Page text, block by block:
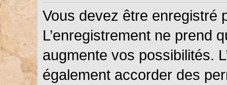
Vous devez être enregistré
L’enregistrement ne prend
augmente vos possibilités.
également accorder des